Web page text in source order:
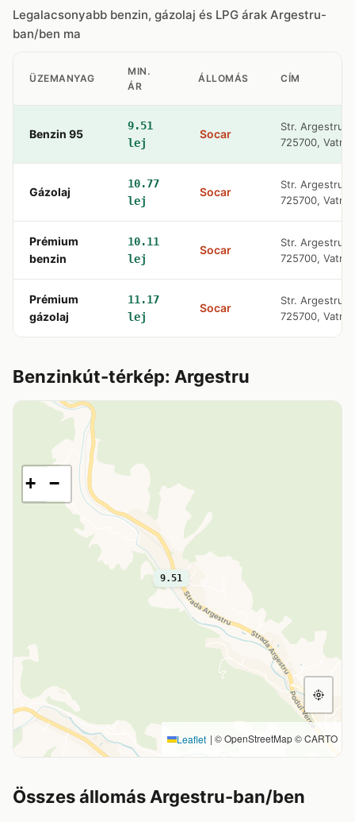
Legalacsonyabb benzin, gázolaj és LPG árak Argestru-
ban/ben ma
ÜZEMANYAG
MIN.
ÁR
ÁLLOMÁS CÍM
Benzin 95
9.51
lej
Socar
Str. Argestru,
725700, Vatra
Gázolaj
10.77
lej
Socar
Str. Argestru,
725700, Vatra
Prémium
benzin
10.11
lej
Socar
Str. Argestru,
725700, Vatra
Prémium
gázolaj
11.17
lej
Socar
Str. Argestru,
725700, Vatra
Benzinkút-térkép: Argestru
9.51
+ −
Leaflet | © OpenStreetMap © CARTO
Összes állomás Argestru-ban/ben